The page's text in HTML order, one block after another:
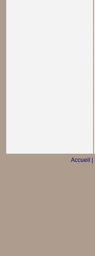
Accueil